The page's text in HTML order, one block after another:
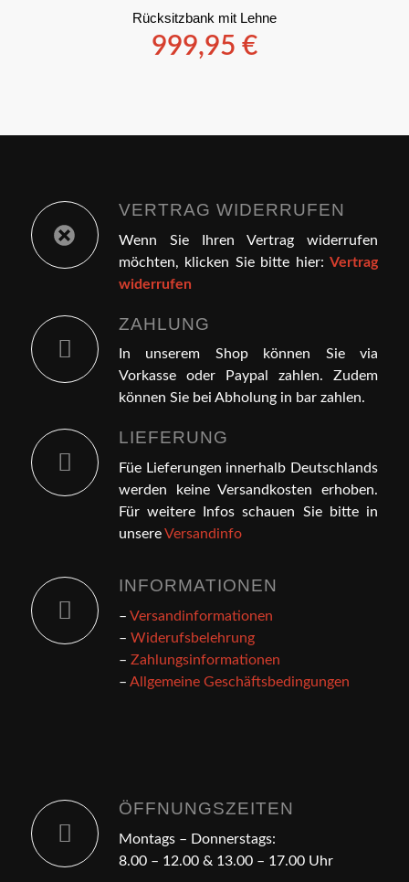
Rücksitzbank mit Lehne
999,95 €
VERTRAG WIDERRUFEN
Wenn Sie Ihren Vertrag widerrufen
möchten, klicken Sie bitte hier:Vertrag
widerrufen
ZAHLUNG
In unserem Shop können Sie via
Vorkasse oder Paypal zahlen. Zudem
können Sie bei Abholung in bar zahlen.
LIEFERUNG
Füe Lieferungen innerhalb Deutschlands
werden keine Versandkosten erhoben.
Für weitere Infos schauen Sie bitte in
unsereVersandinfo
INFORMATIONEN
– Versandinformationen
– Widerufsbelehrung
– Zahlungsinformationen
– Allgemeine Geschäftsbedingungen
ÖFFNUNGSZEITEN
Montags – Donnerstags:
8.00 – 12.00 & 13.00 – 17.00 Uhr